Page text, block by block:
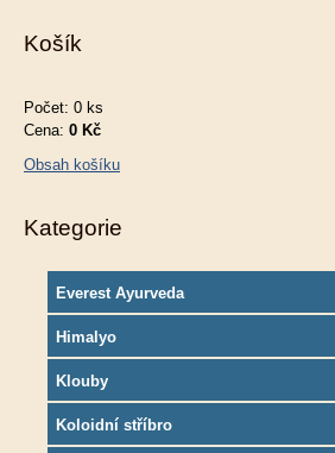
Košík
Počet: 0 ks
Cena: 0 Kč
Obsah košíku
Kategorie
Everest Ayurveda
Himalyo
Klouby
Koloidní stříbro